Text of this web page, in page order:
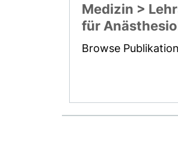
Medizin >
für
Browse